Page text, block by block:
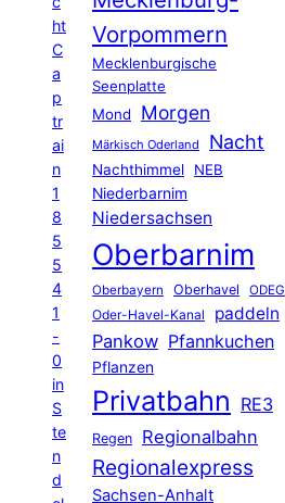
ht
C
a
p
tr
ai
n
1
8
5
5
4
1
-
0
in
S
te
n
d
Vorpommern
Mecklenburgische
Seenplatte
Mond
Morgen
Märkisch Oderland Nacht
Nachthimmel
NEB
Niederbarnim
Niedersachsen
Oberbarnim
Oberbayern Oberhavel ODEG
Oder-Havel-Kanal paddeln
Pankow Pfannkuchen
Pflanzen
Privatbahn RE3
Regen Regionalbahn
Regionalexpress
Sachsen-Anhalt